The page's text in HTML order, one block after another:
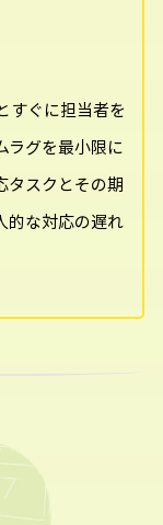
すぐに担当者を
ラグを最小限に
タスクとその期
的な対応の遅れ